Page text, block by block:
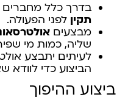
בדרך כלל מחברים
תקין לפני הפעולה.
מבצעים
שליה, כמות מי שפיר
לעיתים יתבצע
הביצוע כדי לוודא
ביצוע ההיפוך